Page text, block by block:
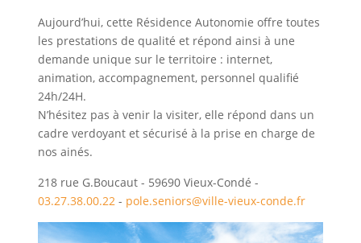
Aujourd’hui, cette Résidence Autonomie offre toutes
les prestations de qualité et répond ainsi à une
demande unique sur le territoire : internet,
animation, accompagnement, personnel qualifié
24h/24H.
N’hésitez pas à venir la visiter, elle répond dans un
cadre verdoyant et sécurisé à la prise en charge de
nos ainés.
218 rue G.Boucaut - 59690 Vieux-Condé -
03.27.38.00.22 - pole.seniors@ville-vieux-conde.fr